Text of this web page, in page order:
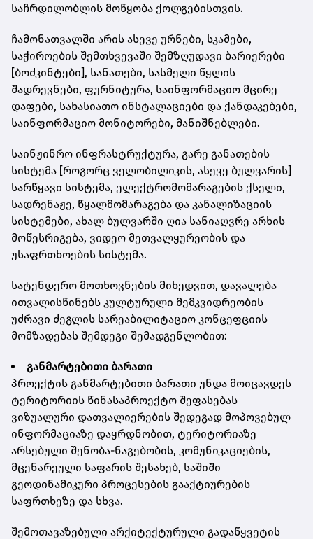
საჩრდილობლის მოწყობა ქოლგებისთვის.
ჩამონათვალში არის ასევე ურნები, სკამები,
საჭიროების შემთხვევაში შემზღუდავი ბარიერები
[ბოძკინტები], სანათები, სასმელი წყლის
შადრევნები, ფურნიტურა, საინფორმაციო მცირე
დაფები, სახასიათო ინსტალაციები და ქანდაკებები,
საინფორმაციო მონიტორები, მანიშნებლები.
საინჟინრო ინფრასტრუქტურა, გარე განათების
სისტემა [როგორც ველობილიკის, ასევე ბულვარის]
სარწყავი სისტემა, ელექტრომომარაგების ქსელი,
სადრენაჟე, წყალმომარაგება და კანალიზაციის
სისტემები, ახალ ბულვარში ღია სანიაღვრე არხის
მოწესრიგება, ვიდეო მეთვალყურეობის და
უსაფრთხოების სისტემა.
სატენდერო მოთხოვნების მიხედვით, დავალება
ითვალისწინებს კულტურული მემკვიდრეობის
უძრავი ძეგლის სარეაბილიტაციო კონცეფციის
მომზადებას შემდეგი შემადგენლობით:
განმარტებითი ბარათი
პროექტის განმარტებითი ბარათი უნდა მოიცავდეს
ტერიტორიის წინასაპროექტო შეფასებას
ვიზუალური დათვალიერების შედეგად მოპოვებულ
ინფორმაციაზე დაყრდნობით, ტერიტორიაზე
არსებული შენობა-ნაგებობის, კომუნიკაციების,
მცენარეული საფარის შესახებ, საშიში
გეოდინამიკური პროცესების გააქტიურების
საფრთხეზე და სხვა.
შემოთავაზებული არქიტექტურული გადაწყვეტის